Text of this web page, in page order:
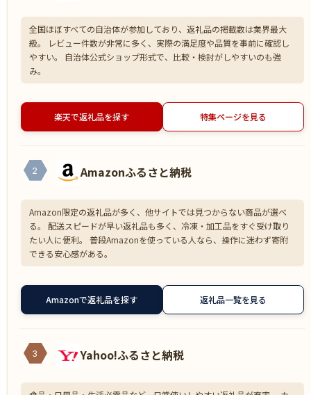
全国ほぼすべての自治体が参加しており、返礼品の掲載数は業界最大
級。 レビュー件数が非常に多く、実際の満足度や品質を事前に確認し
やすい。 自治体公式ショップ形式で、比較・検討がしやすいのも強
み。
楽天で返礼品を探す 特集ページを見る
2 Amazonふるさと納税
Amazon限定の返礼品が多く、他サイトでは見つからない商品が選べ
る。 配送スピードが早い返礼品も多く、冷凍・加工品をすぐ受け取り
たい人に便利。 普段Amazonを使っている人なら、操作に迷わず寄附
できる安心感がある。
Amazonで返礼品を探す 返礼品一覧を見る
3 Yahoo!ふるさと納税